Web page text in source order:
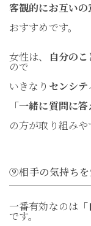
客観的にお互い
おすすめです。
女性は、 自分の
ので
いきなり センシ
「一緒に質問に
の方が取り組みや
⑨相手の気持ちを
一番有効なのは
です。